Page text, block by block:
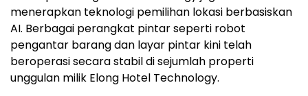
menerapkan teknologi pemilihan lokasi berbasiskan
AI. Berbagai perangkat pintar seperti robot
pengantar barang dan layar pintar kini telah
beroperasi secara stabil di sejumlah properti
unggulan milik Elong Hotel Technology.